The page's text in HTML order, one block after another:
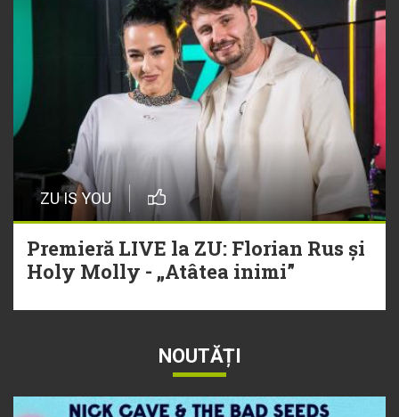
ZU IS YOU
Premieră LIVE la ZU: Florian Rus și
Holy Molly - „Atâtea inimi”
NOUTĂȚI